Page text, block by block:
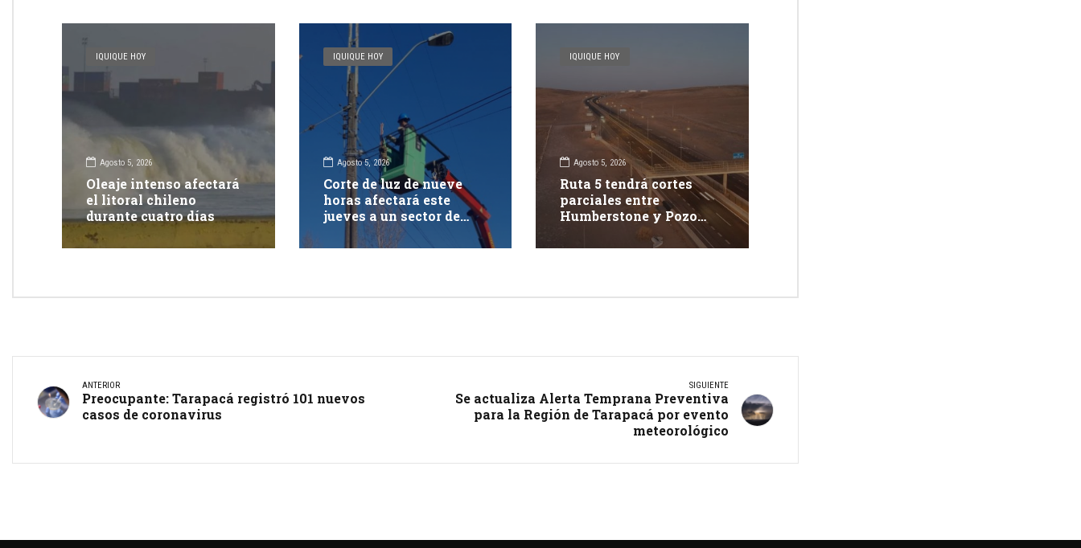
IQUIQUE HOY
Agosto 5, 2026
Oleaje intenso afectará
el litoral chileno
durante cuatro días
IQUIQUE HOY
Agosto 5, 2026
Corte de luz de nueve
horas afectará este
jueves a un sector de
IQUIQUE HOY
Agosto 5, 2026
Ruta 5 tendrá cortes
parciales entre
Humberstone y Pozo
Almonte durante este
jueves
ANTERIOR
Preocupante: Tarapacá registró 101 nuevos
casos de coronavirus
SIGUIENTE
Se actualiza Alerta Temprana Preventiva
para la Región de Tarapacá por evento
meteorológico